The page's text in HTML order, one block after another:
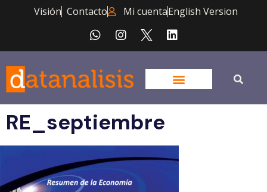
Visión Contacto Mi cuentaEnglish Version
RE_septiembre